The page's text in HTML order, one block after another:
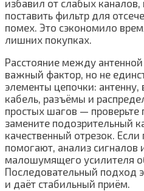
избавил от слабых
поставить фильтр для
помех. Это сэкономило
лишних покупках.
Расстояние между
важный фактор, но не
элементы цепочки:
кабель, разъёмы и
простых шагов —
замените подозрительный
качественный отрезок.
помогают, анализ
малошумящего усилителя
Последовательный подход
и даёт стабильный приём.